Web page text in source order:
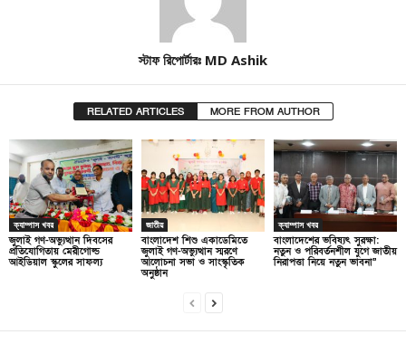
স্টাফ রিপোর্টারঃ MD Ashik
RELATED ARTICLES MORE FROM AUTHOR
ক্যাম্পাস খবর
জুলাই গণ-অভ্যুত্থান দিবসের
প্রতিযোগিতায় মেরীগোল্ড
আইডিয়াল স্কুলের সাফল্য
জাতীয়
বাংলাদেশ শিশু একাডেমিতে
জুলাই গণ-অভ্যুত্থান স্মরণে
আলোচনা সভা ও সাংস্কৃতিক
অনুষ্ঠান
ক্যাম্পাস খবর
বাংলাদেশের ভবিষ্যৎ সুরক্ষা:
নতুন ও পরিবর্তনশীল যুগে জাতীয়
নিরাপত্তা নিয়ে নতুন ভাবনা”